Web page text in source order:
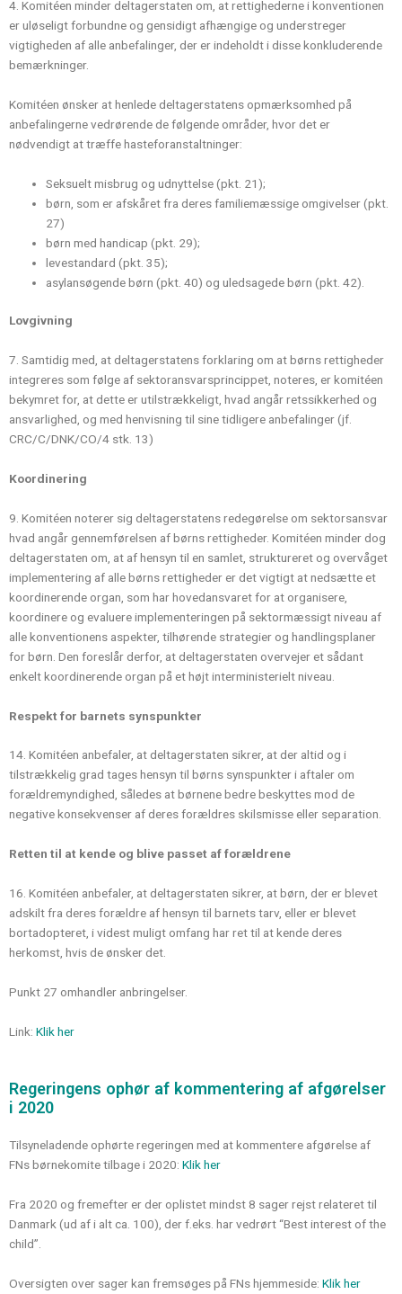
4. Komitéen minder deltagerstaten om, at rettighederne i konventionen
er uløseligt forbundne og gensidigt afhængige og understreger
vigtigheden af alle anbefalinger, der er indeholdt i disse konkluderende
bemærkninger.
Komitéen ønsker at henlede deltagerstatens opmærksomhed på
anbefalingerne vedrørende de følgende områder, hvor det er
nødvendigt at træffe hasteforanstaltninger:
Seksuelt misbrug og udnyttelse (pkt. 21);
børn, som er afskåret fra deres familiemæssige omgivelser (pkt.
27)
børn med handicap (pkt. 29);
levestandard (pkt. 35);
asylansøgende børn (pkt. 40) og uledsagede børn (pkt. 42).
Lovgivning
7. Samtidig med, at deltagerstatens forklaring om at børns rettigheder
integreres som følge af sektoransvarsprincippet, noteres, er komitéen
bekymret for, at dette er utilstrækkeligt, hvad angår retssikkerhed og
ansvarlighed, og med henvisning til sine tidligere anbefalinger (jf.
CRC/C/DNK/CO/4 stk. 13)
Koordinering
9. Komitéen noterer sig deltagerstatens redegørelse om sektorsansvar
hvad angår gennemførelsen af børns rettigheder. Komitéen minder dog
deltagerstaten om, at af hensyn til en samlet, struktureret og overvåget
implementering af alle børns rettigheder er det vigtigt at nedsætte et
koordinerende organ, som har hovedansvaret for at organisere,
koordinere og evaluere implementeringen på sektormæssigt niveau af
alle konventionens aspekter, tilhørende strategier og handlingsplaner
for børn. Den foreslår derfor, at deltagerstaten overvejer et sådant
enkelt koordinerende organ på et højt interministerielt niveau.
Respekt for barnets synspunkter
14. Komitéen anbefaler, at deltagerstaten sikrer, at der altid og i
tilstrækkelig grad tages hensyn til børns synspunkter i aftaler om
forældremyndighed, således at børnene bedre beskyttes mod de
negative konsekvenser af deres forældres skilsmisse eller separation.
Retten til at kende og blive passet af forældrene
16. Komitéen anbefaler, at deltagerstaten sikrer, at børn, der er blevet
adskilt fra deres forældre af hensyn til barnets tarv, eller er blevet
bortadopteret, i videst muligt omfang har ret til at kende deres
herkomst, hvis de ønsker det.
Punkt 27 omhandler anbringelser.
Link: Klik her
Regeringens ophør af kommentering af afgørelser
i 2020
Tilsyneladende ophørte regeringen med at kommentere afgørelse af
FNs børnekomite tilbage i 2020: Klik her
Fra 2020 og fremefter er der oplistet mindst 8 sager rejst relateret til
Danmark (ud af i alt ca. 100), der f.eks. har vedrørt “Best interest of the
child”.
Oversigten over sager kan fremsøges på FNs hjemmeside: Klik her